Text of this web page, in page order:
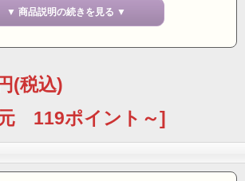
賛していただき数量限定で破格の35％OFFでのご提案
面お召しいただけます。身頃もお袖も２重です。
【ウォッシャブルシルク100％】
の柔らかい肌触りと軽い風合いが魅力です。
お手入れもラク！通常のインナーのように気軽に着用
▼ 商品説明の続きを見る ▼
(税込)
119ポイント～]